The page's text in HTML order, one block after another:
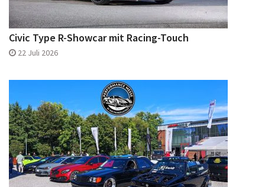
Civic Type R-Showcar mit Racing-Touch
22 Juli 2026